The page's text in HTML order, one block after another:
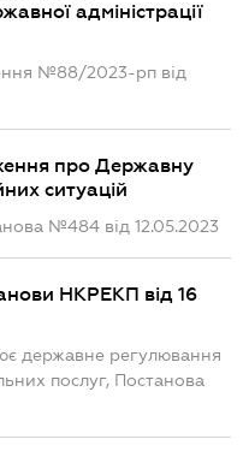
адміністрації
№88/2023-рп від
про Державну
ситуацій
№484 від 12.05.2023
НКРЕКП від 16
державне регулювання
послуг, Постанова